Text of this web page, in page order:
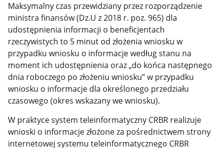
Maksymalny czas przewidziany przez rozporządzenie
ministra finansów (Dz.U z 2018 r. poz. 965) dla
udostępnienia informacji o beneficjentach
rzeczywistych to 5 minut od złożenia wniosku w
przypadku wniosku o informacje według stanu na
moment ich udostępnienia oraz „do końca następnego
dnia roboczego po złożeniu wniosku” w przypadku
wniosku o informacje dla określonego przedziału
czasowego (okres wskazany we wniosku).
W praktyce system teleinformatyczny CRBR realizuje
wnioski o informacje złożone za pośrednictwem strony
internetowej systemu teleinformatycznego CRBR